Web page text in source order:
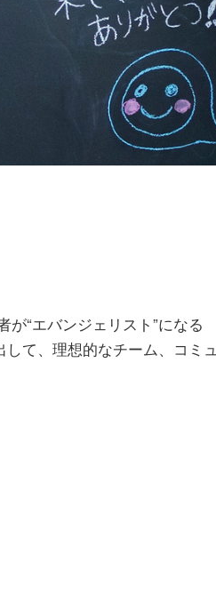
“エバンジェリスト”になる
て、理想的なチーム、コミ